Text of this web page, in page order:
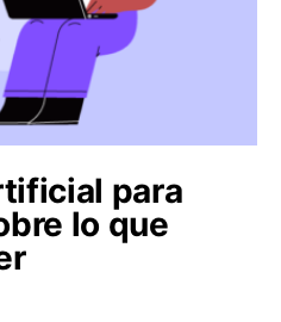
para
lo que